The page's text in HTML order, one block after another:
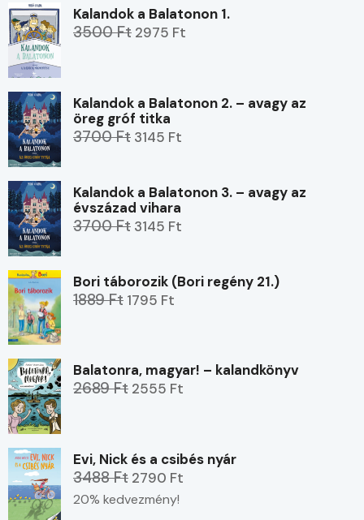
Kalandok a Balatonon 1.
3500 Ft 2975 Ft
Kalandok a Balatonon 2. – avagy az
öreg gróf titka
3700 Ft 3145 Ft
Kalandok a Balatonon 3. – avagy az
évszázad vihara
3700 Ft 3145 Ft
Bori táborozik (Bori regény 21.)
1889 Ft 1795 Ft
Balatonra, magyar! – kalandkönyv
2689 Ft 2555 Ft
Evi, Nick és a csibés nyár
3488 Ft 2790 Ft
20% kedvezmény!